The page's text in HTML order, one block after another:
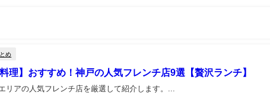
め
料理】おすすめ！神戸の人気フレンチ店9選【贅沢ランチ】
リアの人気フレンチ店を厳選して紹介します。...